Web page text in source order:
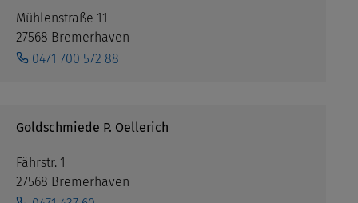
Mühlenstraße 11
27568 Bremerhaven
0471 700 572 88
Goldschmiede P. Oellerich
Fährstr. 1
27568 Bremerhaven